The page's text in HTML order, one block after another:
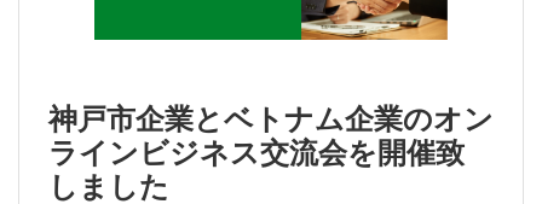
神戸市企業とベトナム企業のオン
ラインビジネス交流会を開催致
しました